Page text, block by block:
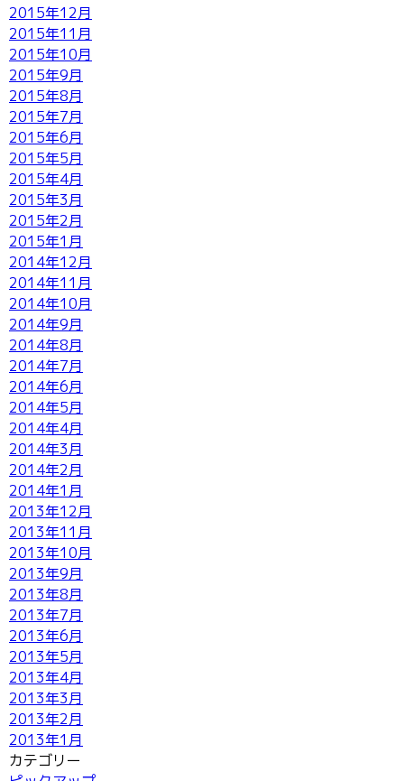
2015年12月
2015年11月
2015年10月
2015年9月
2015年8月
2015年7月
2015年6月
2015年5月
2015年4月
2015年3月
2015年2月
2015年1月
2014年12月
2014年11月
2014年10月
2014年9月
2014年8月
2014年7月
2014年6月
2014年5月
2014年4月
2014年3月
2014年2月
2014年1月
2013年12月
2013年11月
2013年10月
2013年9月
2013年8月
2013年7月
2013年6月
2013年5月
2013年4月
2013年3月
2013年2月
2013年1月
カテゴリー